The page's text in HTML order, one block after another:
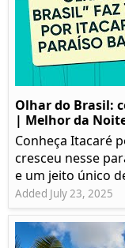
Olhar do Brasil:
| Melhor da
Conheça Itacaré
cresceu nesse
e um jeito único
Added July 23, 2025